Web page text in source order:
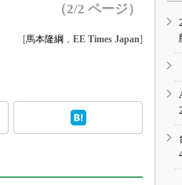
人とくるま展
（2/2 ページ）
[馬本隆綱 ， EE Times Japan]